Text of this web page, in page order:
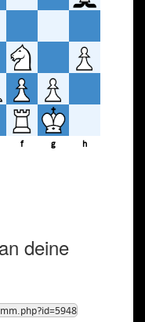
f g h
deine